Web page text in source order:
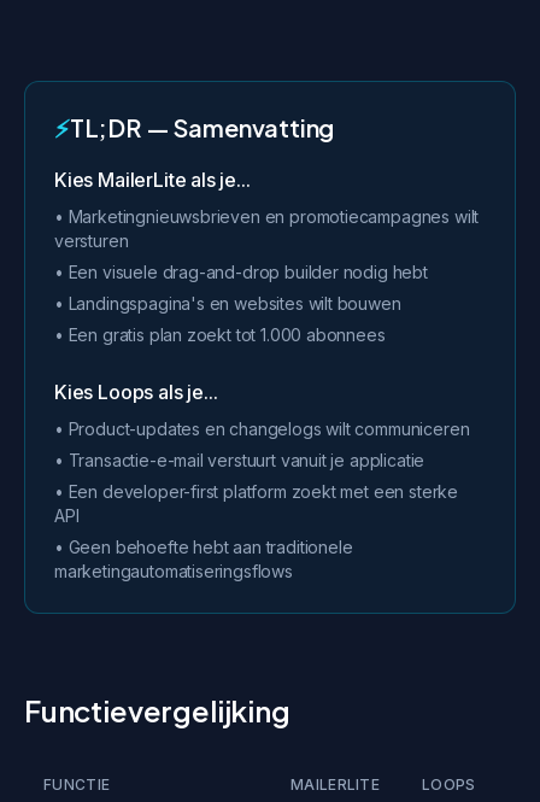
⚡TL;DR — Samenvatting
Kies MailerLite als je...
• Marketingnieuwsbrieven en promotiecampagnes wilt
versturen
• Een visuele drag-and-drop builder nodig hebt
• Landingspagina's en websites wilt bouwen
• Een gratis plan zoekt tot 1.000 abonnees
Kies Loops als je...
• Product-updates en changelogs wilt communiceren
• Transactie-e-mail verstuurt vanuit je applicatie
• Een developer-first platform zoekt met een sterke
API
• Geen behoefte hebt aan traditionele
marketingautomatiseringsflows
Functievergelijking
FUNCTIE MAILERLITE LOOPS